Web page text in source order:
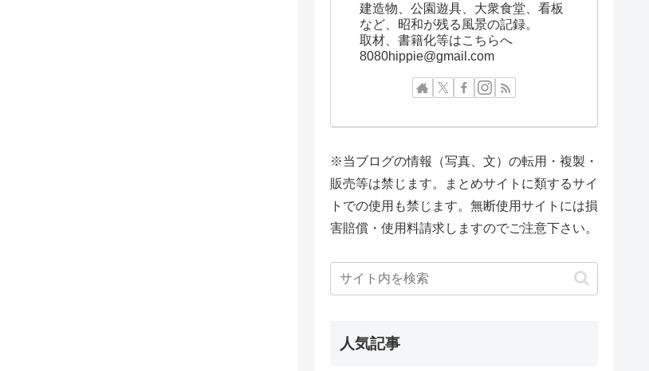
建造物、公園遊具、大衆食堂、看板
など、昭和が残る風景の記録。
取材、書籍化等はこちらへ
8080hippie@gmail.com
※当ブログの情報（写真、文）の転用・複製・
販売等は禁じます。まとめサイトに類するサイ
トでの使用も禁じます。無断使用サイトには損
害賠償・使用料請求しますのでご注意下さい。
人気記事